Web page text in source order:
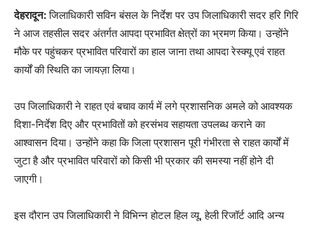
देहरादून:जिलाधिकारी सविन बंसल के निर्देश पर उप जिलाधिकारी सदर हरि गिरि
ने आज तहसील सदर अंतर्गत आपदा प्रभावित क्षेत्रों का भ्रमण किया। उन्होंने
मौके पर पहुंचकर प्रभावित परिवारों का हाल जाना तथा आपदा रेस्क्यू एवं राहत
कार्यों की स्थिति का जायज़ा लिया।
उप जिलाधिकारी ने राहत एवं बचाव कार्य में लगे प्रशासनिक अमले को आवश्यक
दिशा-निर्देश दिए और प्रभावितों को हरसंभव सहायता उपलब्ध कराने का
आश्वासन दिया। उन्होंने कहा कि जिला प्रशासन पूरी गंभीरता से राहत कार्यों में
जुटा है और प्रभावित परिवारों को किसी भी प्रकार की समस्या नहीं होने दी
जाएगी।
इस दौरान उप जिलाधिकारी ने विभिन्न होटल हिल व्यू, हेली रिजॉर्ट आदि अन्य